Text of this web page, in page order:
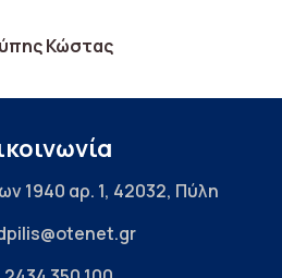
Κώστας
1940 αρ. 1, 42032, Πύλη